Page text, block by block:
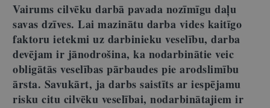
Vairums cilvēku darbā pavada nozīmīgu daļu
savas dzīves. Lai mazinātu darba vides kaitīgo
faktoru ietekmi uz darbinieku veselību, darba
devējam ir jānodrošina, ka nodarbinātie veic
obligātās veselības pārbaudes pie arodslimību
ārsta. Savukārt, ja darbs saistīts ar iespējamu
risku citu cilvēku veselībai, nodarbinātajiem ir